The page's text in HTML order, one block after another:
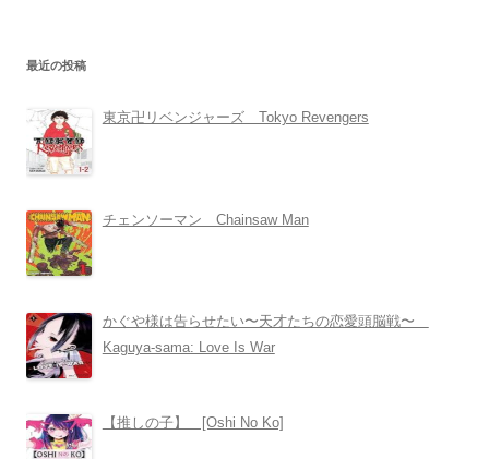
最近の投稿
東京卍リベンジャーズ Tokyo Revengers
チェンソーマン Chainsaw Man
かぐや様は告らせたい〜天才たちの恋愛頭脳戦〜
Kaguya-sama: Love Is War
【推しの子】 [Oshi No Ko]